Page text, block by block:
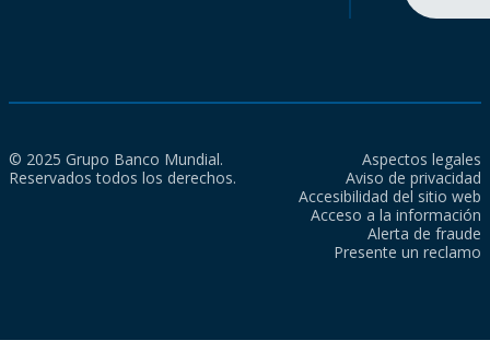
© 2025 Grupo Banco Mundial.
Reservados todos los derechos.
Aspectos legales
Aviso de privacidad
Accesibilidad del sitio web
Acceso a la información
Alerta de fraude
Presente un reclamo